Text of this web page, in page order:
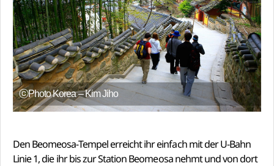
ⓒPhoto Korea – Kim Jiho
Den Beomeosa-Tempel erreicht ihr einfach mit der U-Bahn
Linie 1, die ihr bis zur Station Beomeosa nehmt und von dort